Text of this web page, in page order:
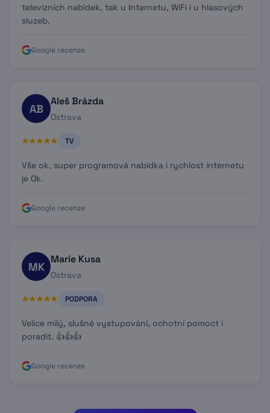
televizních nabídek, tak u Internetu, WiFi i u hlasových
sluzeb.
Google recenze
AB
Aleš Brázda
Ostrava
TV
Vše ok, super programová nabídka i rychlost internetu
je Ok.
Google recenze
MK
Marie Kusa
Ostrava
PODPORA
Velice milý, slušné vystupování, ochotní pomoct i
poradit. 👍👍👍
Google recenze